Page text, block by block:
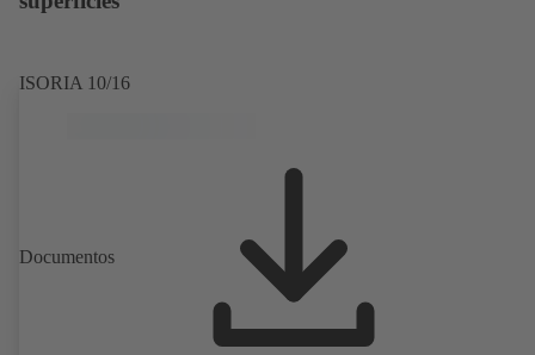
ISORIA 10/16
Documentos